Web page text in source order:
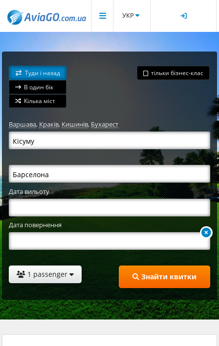
УКР
Туди і назад
В один бік
Кілька міст
тільки бізнес-клас
Варшава, Краків,Кишинів,Бухарест
Дата вильоту
Дата повернення
1 passenger Знайти квитки